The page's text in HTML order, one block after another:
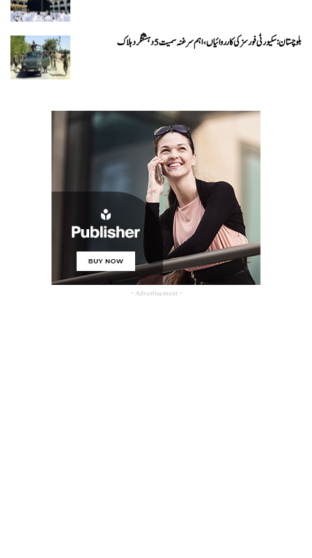
بلوچستان: سکیورٹی فورسز کی کارروائیاں، اہم سرغنہ سمیت 5 دہشتگرد ہلاک
- Advertisement -